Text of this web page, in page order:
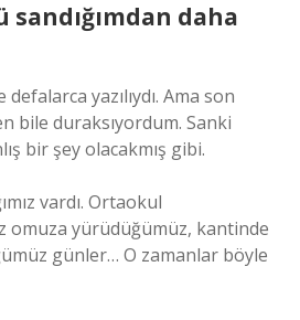
daha
yazılıydı. Ama son
bile duraksıyordum. Sanki
bir şey olacakmış gibi.
vardı. Ortaokul
omuza yürüdüğümüz, kantinde
günler… O zamanlar böyle